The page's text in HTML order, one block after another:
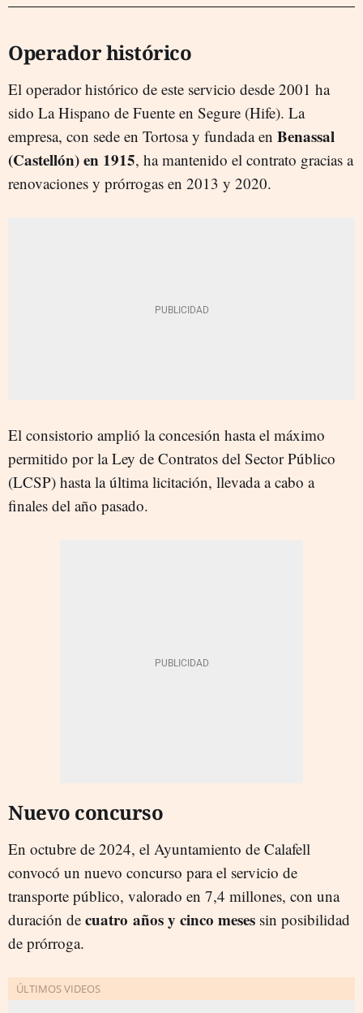
Operador histórico
El operador histórico de este servicio desde 2001 ha
sido La Hispano de Fuente en Segure (Hife). La
empresa, con sede en Tortosa y fundada en Benassal
(Castellón) en 1915, ha mantenido el contrato gracias a
renovaciones y prórrogas en 2013 y 2020.
El consistorio amplió la concesión hasta el máximo
permitido por la Ley de Contratos del Sector Público
(LCSP) hasta la última licitación, llevada a cabo a
finales del año pasado.
Nuevo concurso
En octubre de 2024, el Ayuntamiento de Calafell
convocó un nuevo concurso para el servicio de
transporte público, valorado en 7,4 millones, con una
duración de cuatro años y cinco meses sin posibilidad
de prórroga.